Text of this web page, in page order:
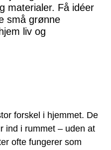
materialer. Få idéer
små grønne
liv og
forskel i hjemmet. De
ind i rummet – uden at
ofte fungerer som